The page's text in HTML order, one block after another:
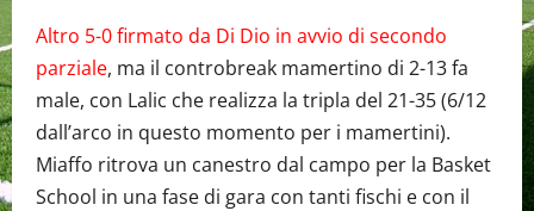
Altro 5-0 firmato da Di Dio in avvio di secondo
parziale, ma il controbreak mamertino di 2-13 fa
male, con Lalic che realizza la tripla del 21-35 (6/12
dall’arco in questo momento per i mamertini).
Miaffo ritrova un canestro dal campo per la Basket
School in una fase di gara con tanti fischi e con il